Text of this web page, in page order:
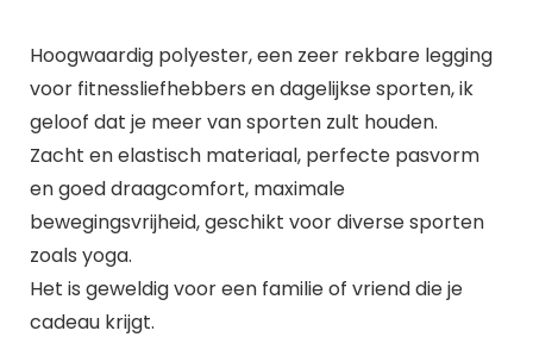
Hoogwaardig polyester, een zeer rekbare legging
voor fitnessliefhebbers en dagelijkse sporten, ik
geloof dat je meer van sporten zult houden.
Zacht en elastisch materiaal, perfecte pasvorm
en goed draagcomfort, maximale
bewegingsvrijheid, geschikt voor diverse sporten
zoals yoga.
Het is geweldig voor een familie of vriend die je
cadeau krijgt.